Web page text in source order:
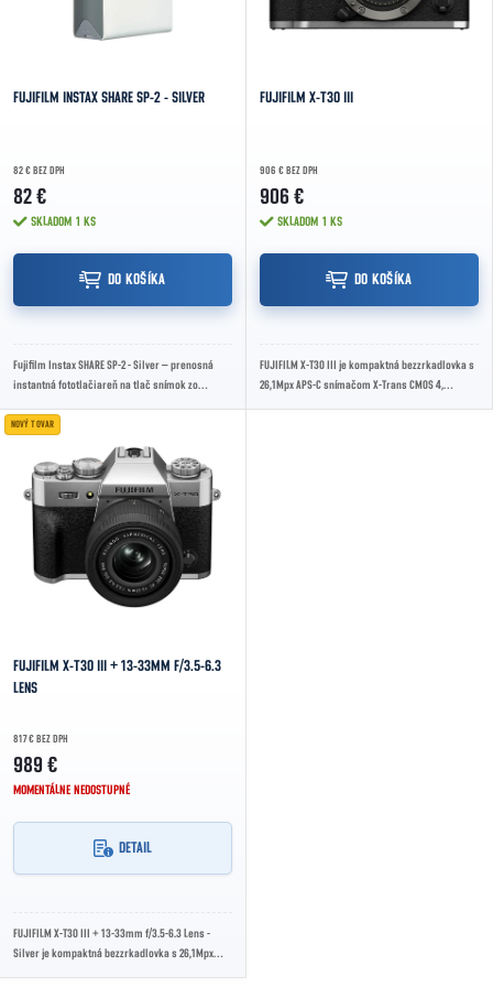
FUJIFILM INSTAX SHARE SP-2 - SILVER
82 € BEZ DPH
82 €
SKLADOM 1 KS
DO KOŠÍKA
Fujifilm Instax SHARE SP-2 - Silver – prenosná
instantná fototlačiareň na tlač snímok zo
FUJIFILM X-T30 III
906 € BEZ DPH
906 €
SKLADOM 1 KS
DO KOŠÍKA
FUJIFILM X-T30 III je kompaktná bezzrkadlovka s
26,1Mpx APS-C snímačom X-Trans CMOS 4,
NOVÝ TOVAR
FUJIFILM X-T30 III + 13-33MM F/3.5-6.3
LENS
817 € BEZ DPH
989 €
MOMENTÁLNE NEDOSTUPNÉ
DETAIL
FUJIFILM X-T30 III + 13-33mm f/3.5-6.3 Lens -
Silver je kompaktná bezzrkadlovka s 26,1Mpx